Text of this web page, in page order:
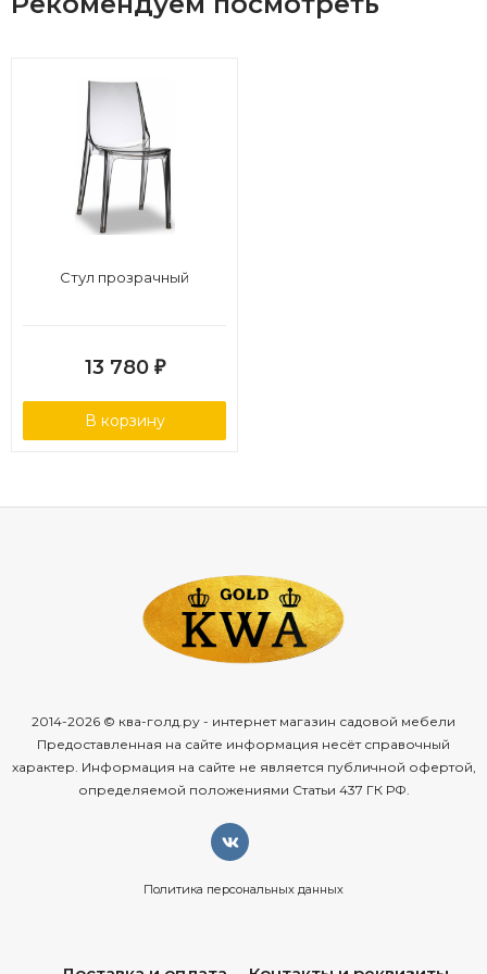
Стул прозрачный
13 780 ₽
В корзину
2014-2026 © ква-голд.ру - интернет магазин садовой мебели
Предоставленная на сайте информация несёт справочный
характер. Информация на сайте не является публичной офертой,
определяемой положениями Статьи 437 ГК РФ.
Политика персональных данных